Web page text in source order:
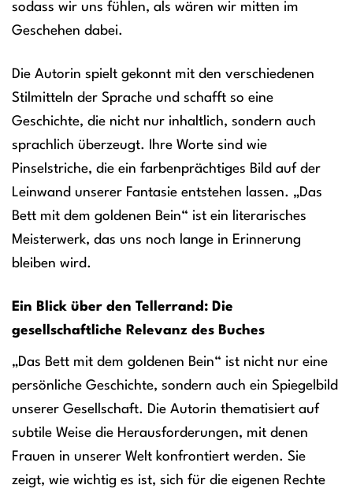
sodass wir uns fühlen, als wären wir mitten im
Geschehen dabei.
Die Autorin spielt gekonnt mit den verschiedenen
Stilmitteln der Sprache und schafft so eine
Geschichte, die nicht nur inhaltlich, sondern auch
sprachlich überzeugt. Ihre Worte sind wie
Pinselstriche, die ein farbenprächtiges Bild auf der
Leinwand unserer Fantasie entstehen lassen. „Das
Bett mit dem goldenen Bein“ ist ein literarisches
Meisterwerk, das uns noch lange in Erinnerung
bleiben wird.
Ein Blick über den Tellerrand: Die
gesellschaftliche Relevanz des Buches
„Das Bett mit dem goldenen Bein“ ist nicht nur eine
persönliche Geschichte, sondern auch ein Spiegelbild
unserer Gesellschaft. Die Autorin thematisiert auf
subtile Weise die Herausforderungen, mit denen
Frauen in unserer Welt konfrontiert werden. Sie
zeigt, wie wichtig es ist, sich für die eigenen Rechte